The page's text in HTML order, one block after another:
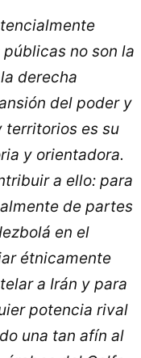
no son la
derecha
del poder y
territorios es su
y orientadora.
a ello: para
de partes
en el
étnicamente
a Irán y para
potencia rival
una tan afín al